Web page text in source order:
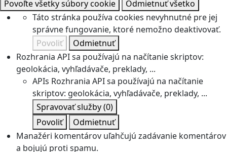
Povoľte všetky súbory cookie
Odmietnuť všetko
Táto stránka používa cookies nevyhnutné pre jej
správne fungovanie, ktoré nemožno deaktivovať.
Povoliť
Odmietnuť
Rozhrania API sa používajú na načítanie skriptov:
geolokácia, vyhľadávače, preklady, ...
APIs Rozhrania API sa používajú na načítanie
skriptov: geolokácia, vyhľadávače, preklady, ...
Spravovať služby(0)
Povoliť
Odmietnuť
Manažéri komentárov uľahčujú zadávanie komentárov
a bojujú proti spamu.